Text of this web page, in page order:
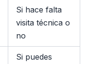
Si hace falta
visita técnica o
no
Si puedes